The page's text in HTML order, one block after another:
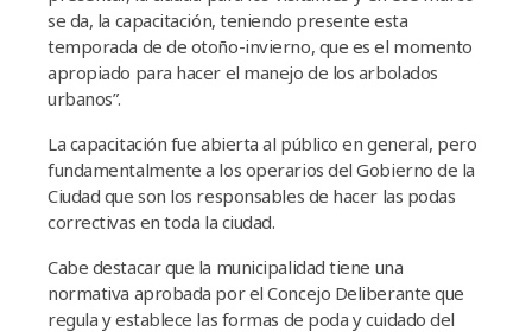
se da, la capacitación, teniendo presente esta
temporada de de otoño-invierno, que es el momento
apropiado para hacer el manejo de los arbolados
urbanos”.
La capacitación fue abierta al público en general, pero
fundamentalmente a los operarios del Gobierno de la
Ciudad que son los responsables de hacer las podas
correctivas en toda la ciudad.
Cabe destacar que la municipalidad tiene una
normativa aprobada por el Concejo Deliberante que
regula y establece las formas de poda y cuidado del